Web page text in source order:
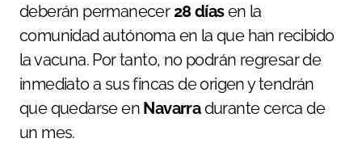
deberán permanecer 28 díasen la
comunidad autónoma en la que han recibido
la vacuna. Por tanto, no podrán regresar de
inmediato a sus fincas de origen y tendrán
que quedarse en Navarradurante cerca de
un mes.